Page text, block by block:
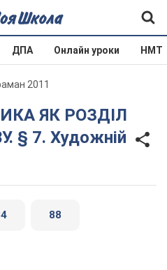
ДПА Онлайн уроки НМТ
2011
§ 7. Художній
88